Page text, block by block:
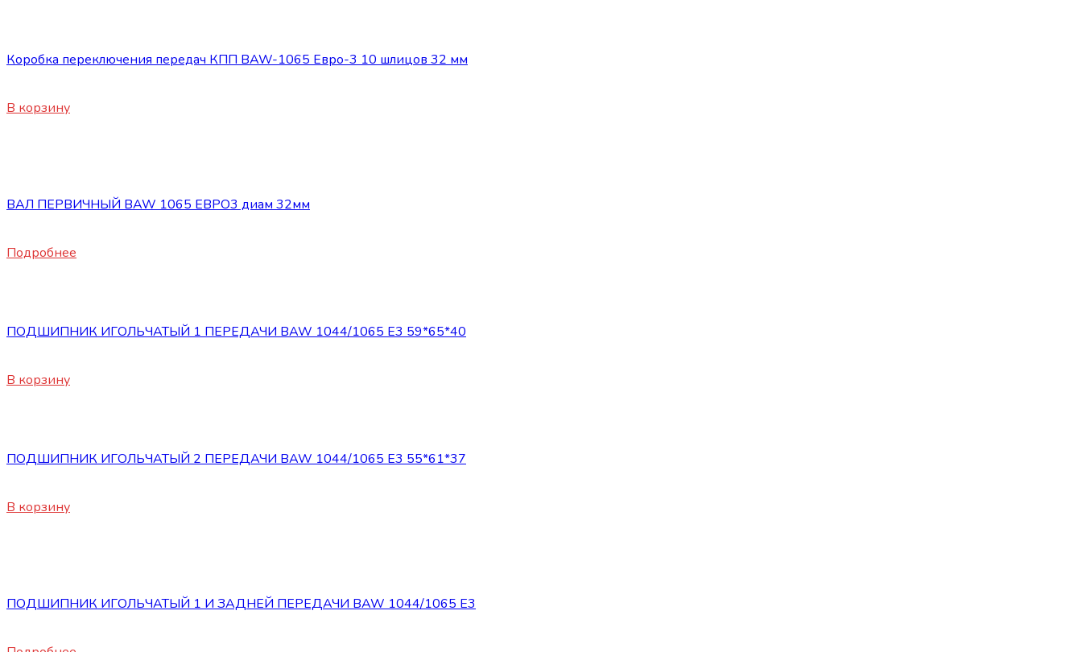
Коробка переключения передач КПП BAW-1065 Евро-3 10 шлицов 32 мм
В корзину
ВАЛ ПЕРВИЧНЫЙ BAW 1065 ЕВРО3 диам 32мм
Подробнее
ПОДШИПНИК ИГОЛЬЧАТЫЙ 1 ПЕРЕДАЧИ BAW 1044/1065 Е3 59*65*40
В корзину
ПОДШИПНИК ИГОЛЬЧАТЫЙ 2 ПЕРЕДАЧИ BAW 1044/1065 Е3 55*61*37
В корзину
ПОДШИПНИК ИГОЛЬЧАТЫЙ 1 И ЗАДНЕЙ ПЕРЕДАЧИ BAW 1044/1065 Е3